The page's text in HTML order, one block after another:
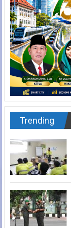
Trending